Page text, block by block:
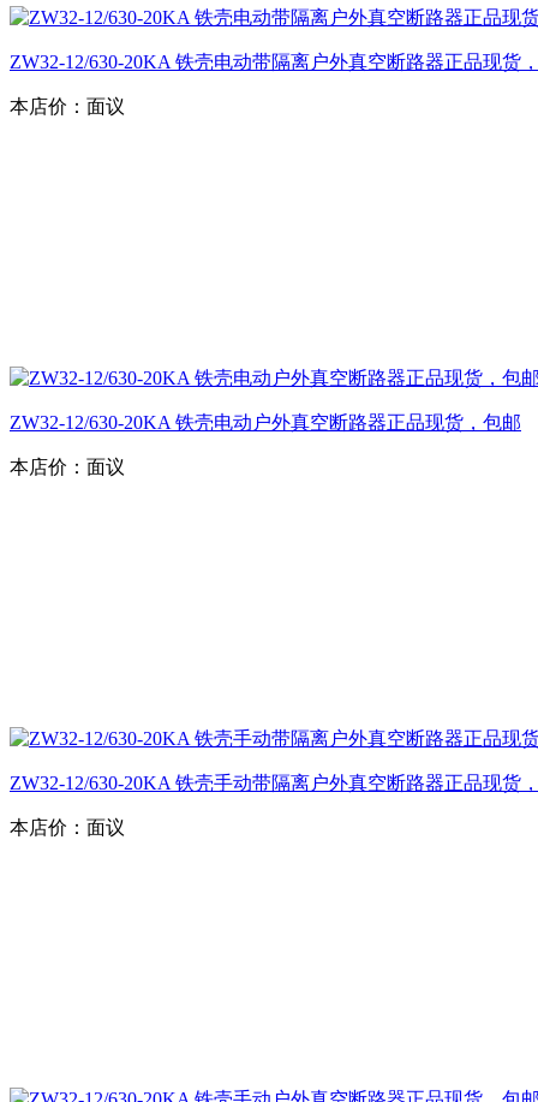
ZW32-12/630-20KA 铁壳电动带隔离户外真空断路器正品现货
本店价： 面议
ZW32-12/630-20KA 铁壳电动户外真空断路器正品现货，包邮
本店价： 面议
ZW32-12/630-20KA 铁壳手动带隔离户外真空断路器正品现货
本店价： 面议